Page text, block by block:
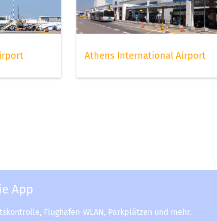
Athens International Airport
App
Flughafen-WLAN, Parkplätzen und mehr.